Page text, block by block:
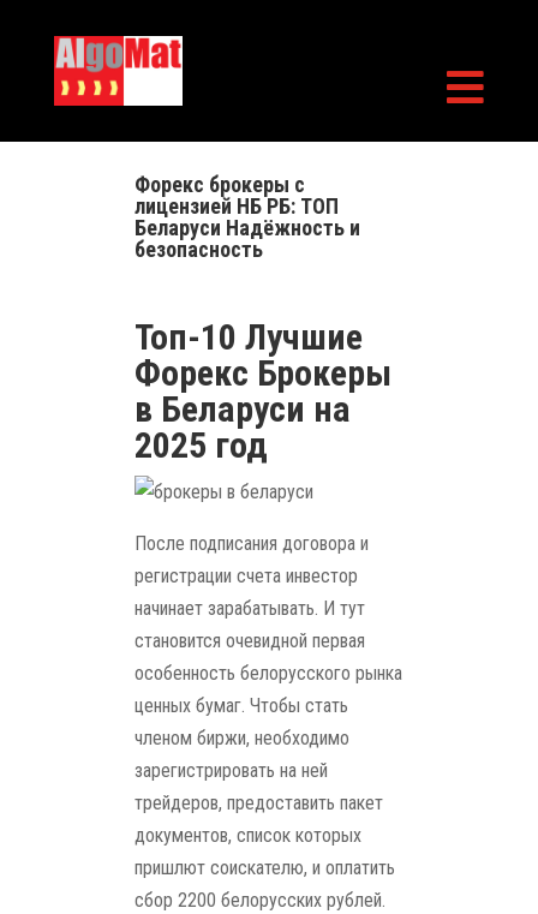

Форекс брокеры с
лицензией НБ РБ: ТОП
Беларуси Надёжность и
безопасность
Топ-10 Лучшие
Форекс Брокеры
в Беларуси на
2025 год
После подписания договора и
регистрации счета инвестор
начинает зарабатывать. И тут
становится очевидной первая
особенность белорусского рынка
ценных бумаг. Чтобы стать
членом биржи, необходимо
зарегистрировать на ней
трейдеров, предоставить пакет
документов, список которых
пришлют соискателю, и оплатить
сбор 2200 белорусских рублей.